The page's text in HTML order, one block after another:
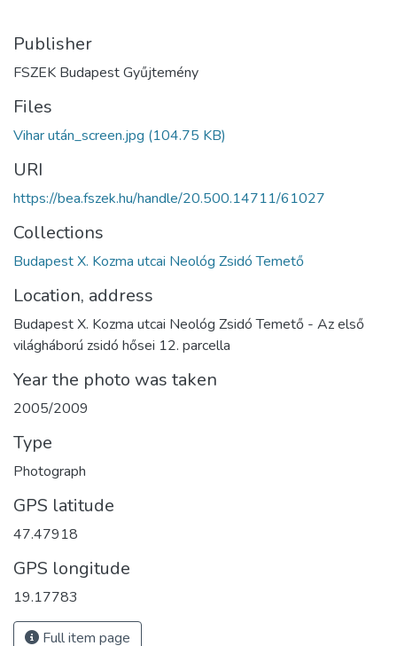
Publisher
FSZEK Budapest Gyűjtemény
Files
Vihar után_screen.jpg (104.75 KB)
URI
https://bea.fszek.hu/handle/20.500.14711/61027
Collections
Budapest X. Kozma utcai Neológ Zsidó Temető
Location, address
Budapest X. Kozma utcai Neológ Zsidó Temető - Az első
világháború zsidó hősei 12. parcella
Year the photo was taken
2005/2009
Type
Photograph
GPS latitude
47.47918
GPS longitude
19.17783
Full item page